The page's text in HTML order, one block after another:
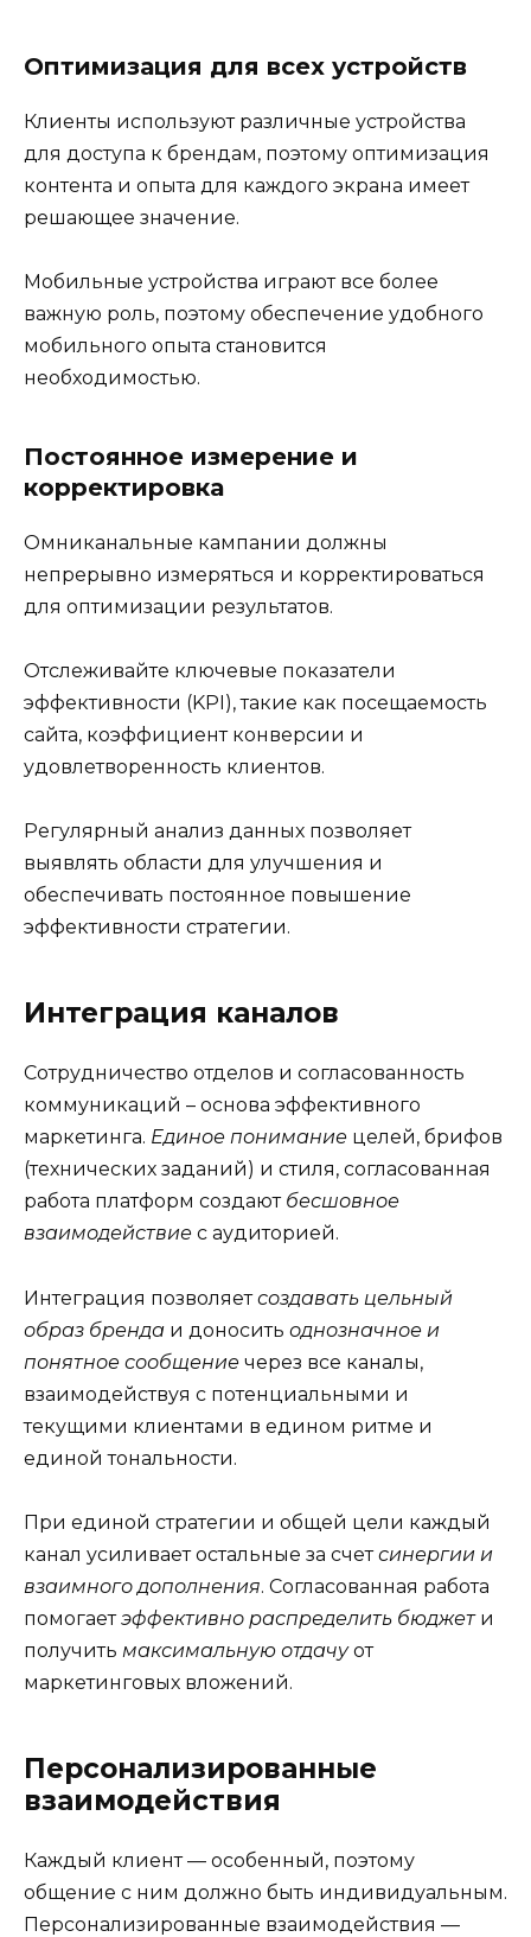
Оптимизация для всех устройств
Клиенты используют различные устройства
для доступа к брендам, поэтому оптимизация
контента и опыта для каждого экрана имеет
решающее значение.
Мобильные устройства играют все более
важную роль, поэтому обеспечение удобного
мобильного опыта становится
необходимостью.
Постоянное измерение и
корректировка
Омниканальные кампании должны
непрерывно измеряться и корректироваться
для оптимизации результатов.
Отслеживайте ключевые показатели
эффективности (KPI), такие как посещаемость
сайта, коэффициент конверсии и
удовлетворенность клиентов.
Регулярный анализ данных позволяет
выявлять области для улучшения и
обеспечивать постоянное повышение
эффективности стратегии.
Интеграция каналов
Сотрудничество отделов и согласованность
коммуникаций – основа эффективного
маркетинга. Единое понимание целей, брифов
(технических заданий) и стиля, согласованная
работа платформ создают бесшовное
взаимодействие с аудиторией.
Интеграция позволяетсоздавать цельный
образ бренда и доносить однозначное и
понятное сообщение через все каналы,
взаимодействуя с потенциальными и
текущими клиентами в едином ритме и
единой тональности.
При единой стратегии и общей цели каждый
канал усиливает остальные за счетсинергии и
взаимного дополнения. Согласованная работа
помогаетэффективно распределить бюджети
получить максимальную отдачуот
маркетинговых вложений.
Персонализированные
взаимодействия
Каждый клиент — особенный, поэтому
общение с ним должно быть индивидуальным.
Персонализированные взаимодействия —